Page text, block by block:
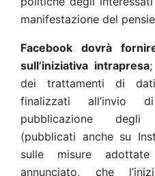
manifestazione del
Facebook dovrà
sull’iniziativa intrapresa;
dei trattamenti di
finalizzati all’invio
pubblicazione degli
(pubblicati anche su
sulle misure
annunciato, che